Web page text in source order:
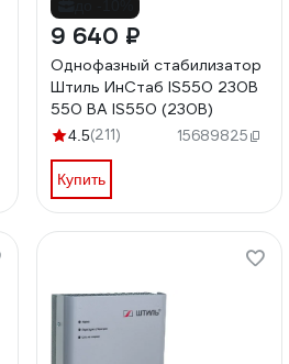
9 640 ₽
Однофазный cтабилизатор
Штиль ИнСтаб IS550 230В
550 ВА IS550 (230В)
4.5(211) 15689825
Купить